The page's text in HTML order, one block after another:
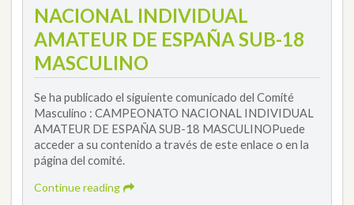
NACIONAL INDIVIDUAL
AMATEUR DE ESPAÑA SUB-18
MASCULINO
Se ha publicado el siguiente comunicado del Comité
Masculino : CAMPEONATO NACIONAL INDIVIDUAL
AMATEUR DE ESPAÑA SUB-18 MASCULINOPuede
acceder a su contenido a través de este enlace o en la
página del comité.
Continue reading